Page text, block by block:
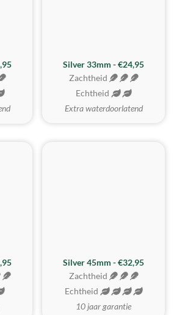
Silver 33mm - €24,95
Zachtheid
Echtheid
Extra waterdoorlatend
MEEST GEKOZEN
Silver 45mm - €32,95
Zachtheid
Echtheid
10 jaar garantie